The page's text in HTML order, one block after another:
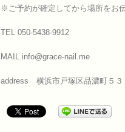
※ご予約が確定してから場所をお
TEL 050-5438-9912
MAIL info@grace-nail.me
address 横浜市戸塚区品濃町５３